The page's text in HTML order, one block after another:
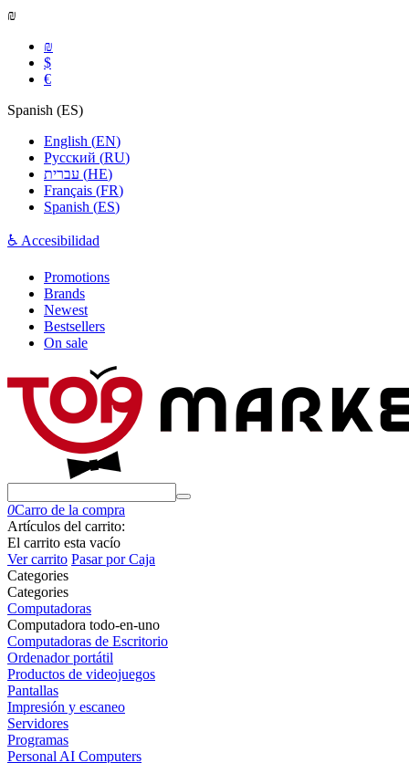
₪
₪
$
€
Spanish (ES)
English (EN)
Русский (RU)
(HE)
Français (FR)
Spanish (ES)
♿ Accesibilidad
Promotions
Brands
Newest
Bestsellers
On sale
0Carro de la compra
Artículos del carrito:
El carrito esta vacío
Ver carrito Pasar por Caja
Сategories
Сategories
Computadoras
Computadora todo-en-uno
Computadoras de Escritorio
Ordenador portátil
Productos de videojuegos
Pantallas
Impresión y escaneo
Servidores
Programas
Personal AI Computers